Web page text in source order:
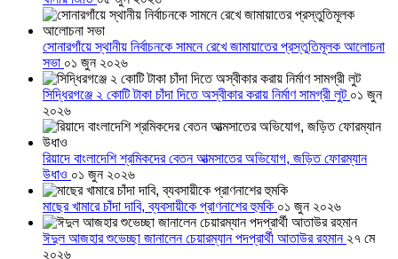
সোনারগাঁয়ে স্থানীয় নির্বাচনকে সামনে রেখে জামায়াতের প্রস্তুতিমূলক আলোচনা
সভা ০১ জুন ২০২৬
সিদ্ধিরগঞ্জে ২ কোটি টাকা চাঁদা দিতে অস্বীকার করায় নির্মাণ সামগ্রী লুট ০১ জুন
২০২৬
রিয়াদে বাংলাদেশি শ্রমিকদের বেতন আত্মসাতের অভিযোগ, জড়িত ফোরম্যান
উধাও ০১ জুন ২০২৬
মাছের খামারে চাঁদা দাবি, ব্যবসায়ীকে প্রাণনাশের হুমকি ০১ জুন ২০২৬
ঈদুল আজহার শুভেচ্ছা জানালেন চেয়ারম্যান পদপ্রার্থী আতাউর রহমান ২৭ মে
২০২৬